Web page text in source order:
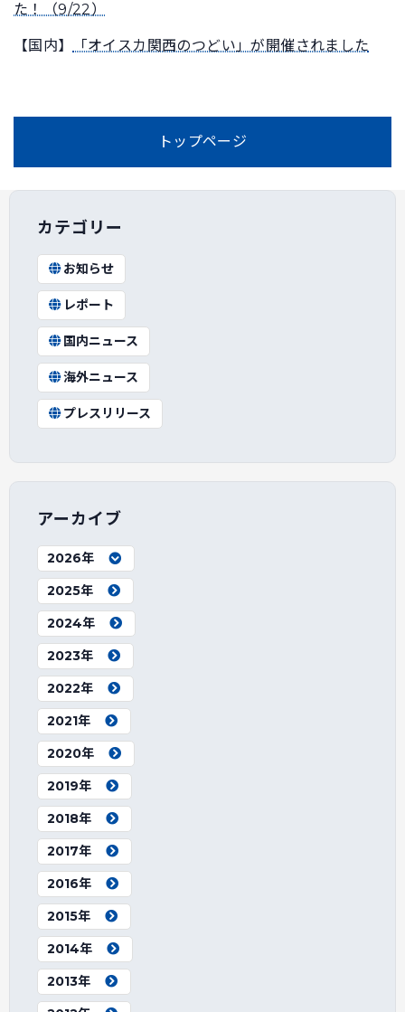
た！（9/22）
【国内】 「オイスカ関西のつどい」が開催されました
トップページ
カテゴリー
お知らせ
レポート
国内ニュース
海外ニュース
プレスリリース
アーカイブ
2026年
2025年
2024年
2023年
2022年
2021年
2020年
2019年
2018年
2017年
2016年
2015年
2014年
2013年